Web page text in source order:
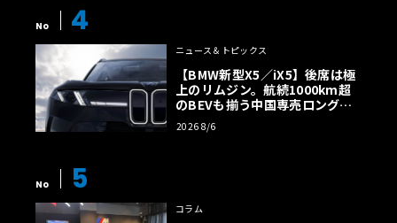
No 4
ニュース＆トピックス
【BMW新型X5／iX5】後席は極
上のリムジン。航続1000km超
のBEVも揃う中国専売ロング仕
様の全貌
2026 8/6
No 5
コラム